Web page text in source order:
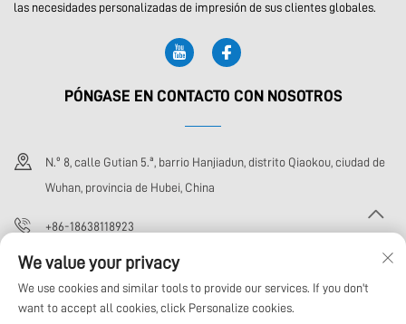
las necesidades personalizadas de impresión de sus clientes globales.
PÓNGASE EN CONTACTO CON NOSOTROS
N.º 8, calle Gutian 5.ª, barrio Hanjiadun, distrito Qiaokou, ciudad de
Wuhan, provincia de Hubei, China
+86-18638118923
[email protected]
We value your privacy
We use cookies and similar tools to provide our services. If you don't
want to accept all cookies, click Personalize cookies.